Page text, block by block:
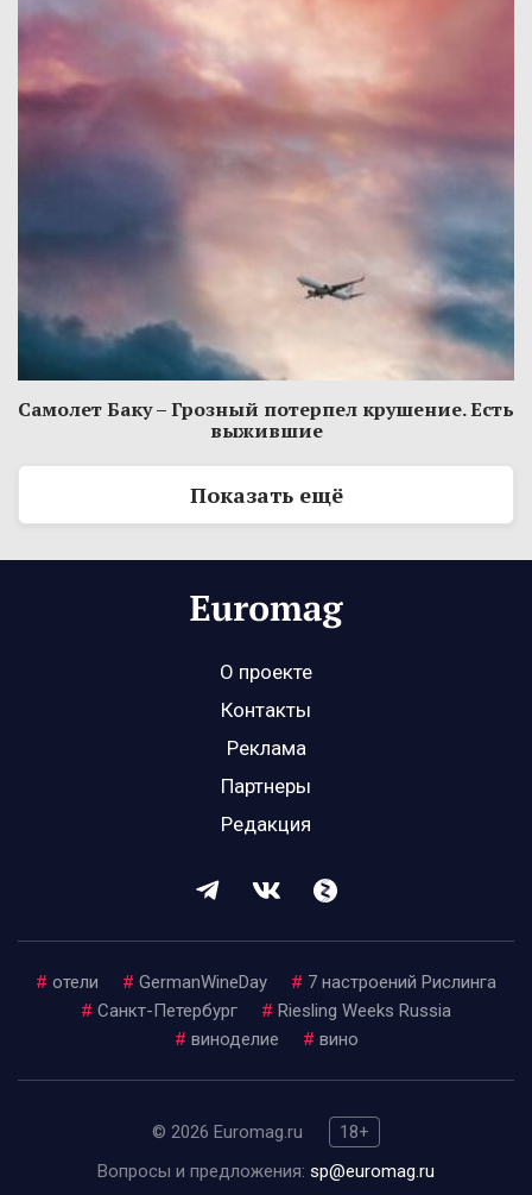
Самолет Баку – Грозный потерпел крушение. Есть
выжившие
Показать ещё
О проекте
Контакты
Реклама
Партнеры
Редакция
# отели # GermanWineDay # 7 настроений Рислинга
# Санкт-Петербург # Riesling Weeks Russia
# виноделие # вино
© 2026 Euromag.ru
18+
Вопросы и предложения: sp@euromag.ru